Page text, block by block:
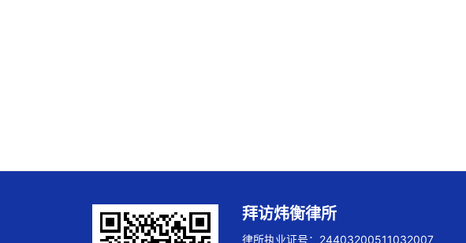
拜访炜衡律所
律所执业证号：24403200511032007